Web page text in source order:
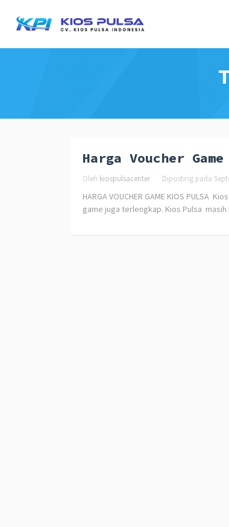
Harga Voucher Game
Oleh kiospulsacenter Diposting pada
HARGA VOUCHER GAME KIOS PULSA
game juga terlengkap. Kios Pulsa masih